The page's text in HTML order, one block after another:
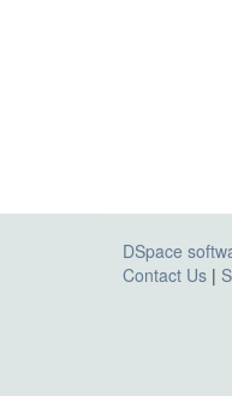
DSpace
Contact Us |